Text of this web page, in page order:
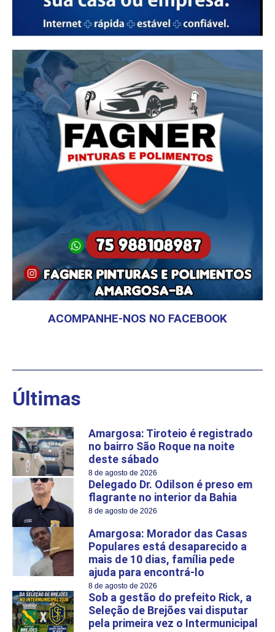
ACOMPANHE-NOS NO FACEBOOK
Últimas
Amargosa: Tiroteio é registrado
no bairro São Roque na noite
deste sábado
8 de agosto de 2026
Delegado Dr. Odilson é preso em
flagrante no interior da Bahia
8 de agosto de 2026
Amargosa: Morador das Casas
Populares está desaparecido a
mais de 10 dias, família pede
ajuda para encontrá-lo
8 de agosto de 2026
Sob a gestão do prefeito Rick, a
Seleção de Brejões vai disputar
pela primeira vez o Intermunicipal